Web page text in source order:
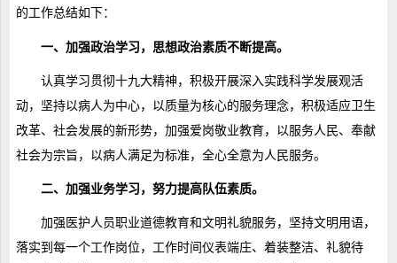
的工作总结如下：
一、加强政治学习，思想政治素质不断提高。
认真学习贯彻十九大精神，积极开展深入实践科学发展观活
动，坚持以病人为中心，以质量为核心的服务理念，积极适应卫生
改革、社会发展的新形势，加强爱岗敬业教育，以服务人民、奉献
社会为宗旨，以病人满足为标准，全心全意为人民服务。
二、加强业务学习，努力提高队伍素质。
加强医护人员职业道德教育和文明礼貌服务，坚持文明用语，
落实到每一个工作岗位，工作时间仪表端庄、着装整洁、礼貌待